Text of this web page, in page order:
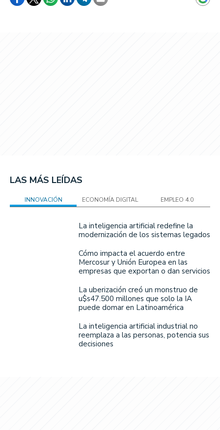
LAS MÁS LEÍDAS
INNOVACIÓN ECONOMÍA DIGITAL EMPLEO 4.0
La inteligencia artificial redefine la
modernización de los sistemas legados
Cómo impacta el acuerdo entre
Mercosur y Unión Europea en las
empresas que exportan o dan servicios
La uberización creó un monstruo de
u$s47.500 millones que solo la IA
puede domar en Latinoamérica
La inteligencia artificial industrial no
reemplaza a las personas, potencia sus
decisiones